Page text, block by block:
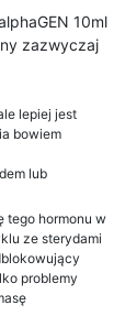
10ml
zazwyczaj
lepiej jest
bowiem
lub
tego hormonu w
ze sterydami
problemy